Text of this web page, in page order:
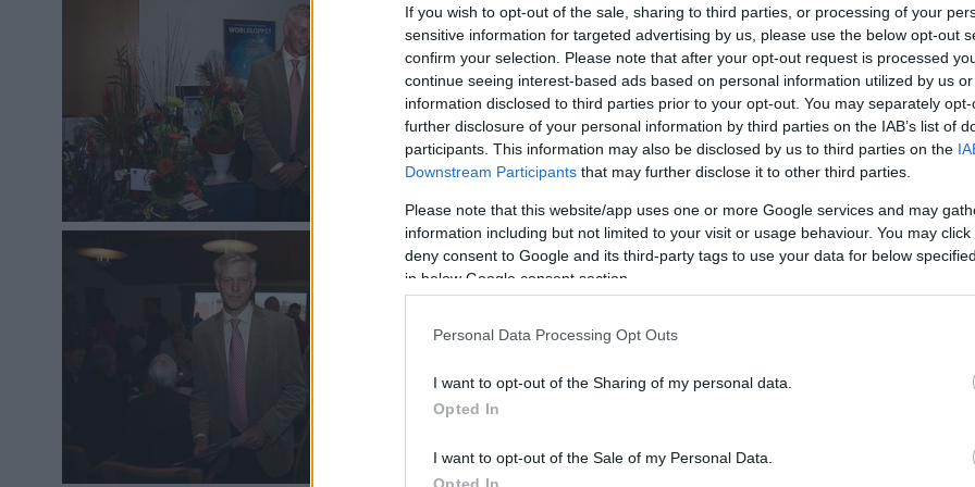
If you wish to opt-out of the sale, sharing to third parties, or processing of your
sensitive information for targeted advertising by us, please use the below opt-out
confirm your selection. Please note that after your opt-out request is processed
continue seeing interest-based ads based on personal information utilized by us
information disclosed to third parties prior to your opt-out. You may separately
further disclosure of your personal information by third parties on the IAB’s list of
participants. This information may also be disclosed by us to third parties on the
Downstream Participants that may further disclose it to other third parties.
Please note that this website/app uses one or more Google services and may
information including but not limited to your visit or usage behaviour. You may
deny consent to Google and its third-party tags to use your data for below
in below Google consent section.
Personal Data Processing Opt Outs
I want to opt-out of the Sharing of my personal data.
Opted In
I want to opt-out of the Sale of my Personal Data.
Huvudpersonen i Vasaloppets Hus under onsdagen
Rolf Hammar, 60 år och färdig med mer än 20 års
Vasaloppet och IFK Mora.